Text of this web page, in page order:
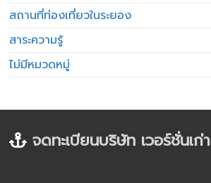
สถานที่ท่องเที่ยวในระยอง
สาระความรู้
ไม่มีหมวดหมู่
จดทะเบียนบริษัท เวอร์ชั่นเก่า